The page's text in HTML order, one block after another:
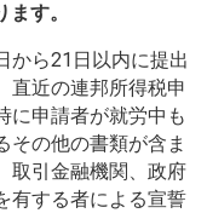
す。
から21日以内に提出
直近の連邦所得税申
に申請者が就労中も
その他の書類が含ま
取引金融機関、政府
有する者による宣誓